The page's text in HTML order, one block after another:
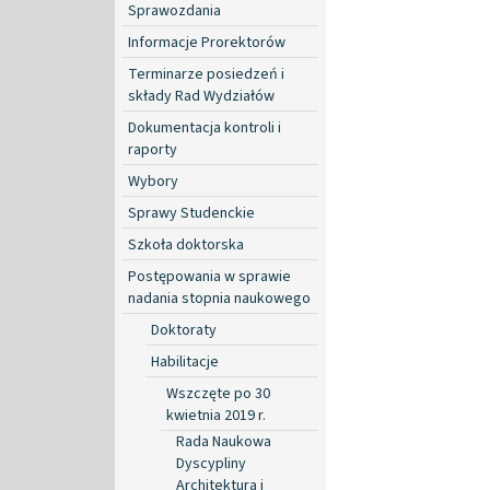
Sprawozdania
Informacje Prorektorów
Terminarze posiedzeń i
składy Rad Wydziałów
Dokumentacja kontroli i
raporty
Wybory
Sprawy Studenckie
Szkoła doktorska
Postępowania w sprawie
nadania stopnia naukowego
Doktoraty
Habilitacje
Wszczęte po 30
kwietnia 2019 r.
Rada Naukowa
Dyscypliny
Architektura i